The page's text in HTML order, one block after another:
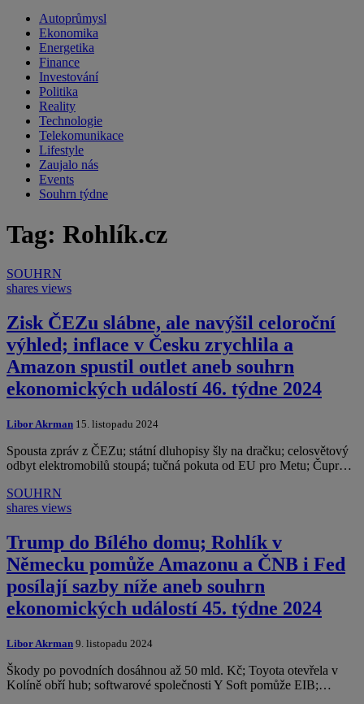
Autoprůmysl
Ekonomika
Energetika
Finance
Investování
Politika
Reality
Technologie
Telekomunikace
Lifestyle
Zaujalo nás
Events
Souhrn týdne
Tag: Rohlík.cz
SOUHRN
shares views
Zisk ČEZu slábne, ale navýšil celoroční
výhled; inflace v Česku zrychlila a
Amazon spustil outlet aneb souhrn
ekonomických událostí 46. týdne 2024
Libor Akrman 15. listopadu 2024
Spousta zpráv z ČEZu; státní dluhopisy šly na dračku; celosvětový
odbyt elektromobilů stoupá; tučná pokuta od EU pro Metu; Čupr…
SOUHRN
shares views
Trump do Bílého domu; Rohlík v
Německu pomůže Amazonu a ČNB i Fed
posílají sazby níže aneb souhrn
ekonomických událostí 45. týdne 2024
Libor Akrman 9. listopadu 2024
Škody po povodních dosáhnou až 50 mld. Kč; Toyota otevřela v
Kolíně obří hub; softwarové společnosti Y Soft pomůže EIB;…